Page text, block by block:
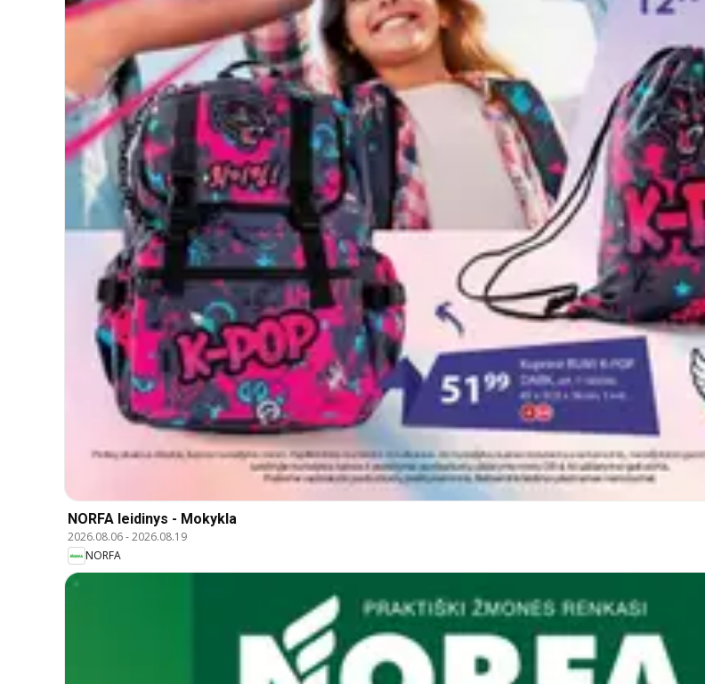
NORFA leidinys - Mokykla
2026.08.06-2026.08.19
NORFA